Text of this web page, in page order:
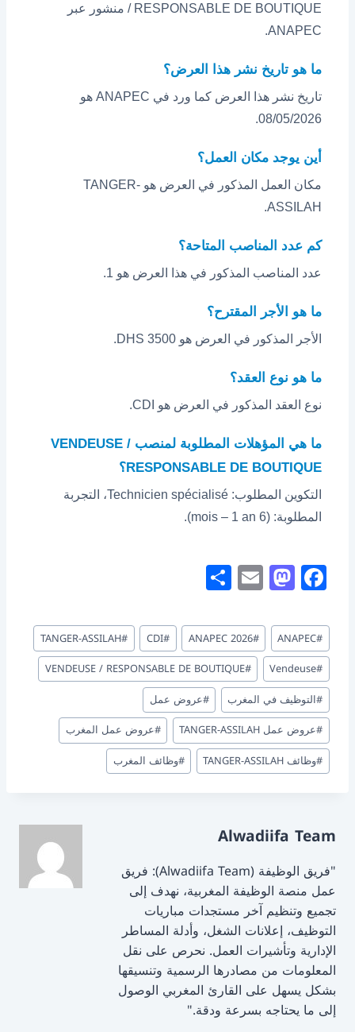
/ RESPONSABLE DE BOUTIQUE منشور عبر
ANAPEC.
ما هو تاريخ نشر هذا العرض؟
تاريخ نشر هذا العرض كما ورد في ANAPEC هو
08/05/2026.
أين يوجد مكان العمل؟
مكان العمل المذكور في العرض هو TANGER-
ASSILAH.
كم عدد المناصب المتاحة؟
عدد المناصب المذكور في هذا العرض هو 1.
ما هو الأجر المقترح؟
الأجر المذكور في العرض هو 3500 DHS.
ما هو نوع العقد؟
نوع العقد المذكور في العرض هو CDI.
ما هي المؤهلات المطلوبة لمنصب VENDEUSE /
RESPONSABLE DE BOUTIQUE؟
التكوين المطلوب: Technicien spécialisé، التجربة
المطلوبة: (6 mois – 1 an).
F
a
c
e
b
o
o
k
M
a
st
o
d
o
n
E
m
ai
l
ar
e
وسوم
المقال:
#
ANAPEC
#
ANAPEC 2026
#
CDI
#
TANGER-ASSILAH
#
Vendeuse
#
VENDEUSE / RESPONSABLE DE BOUTIQUE
#التوظيف في المغرب #عروض عمل
#عروض عمل TANGER-ASSILAH #عروض عمل المغرب
#وظائف TANGER-ASSILAH #وظائف المغرب
Alwadiifa Team
"فريق الوظيفة (Alwadiifa Team): فريق
عمل منصة الوظيفة المغربية، نهدف إلى
تجميع وتنظيم آخر مستجدات مباريات
التوظيف، إعلانات الشغل، وأدلة المساطر
الإدارية وتأشيرات العمل. نحرص على نقل
المعلومات من مصادرها الرسمية وتنسيقها
بشكل يسهل على القارئ المغربي الوصول
إلى ما يحتاجه بسرعة ودقة."